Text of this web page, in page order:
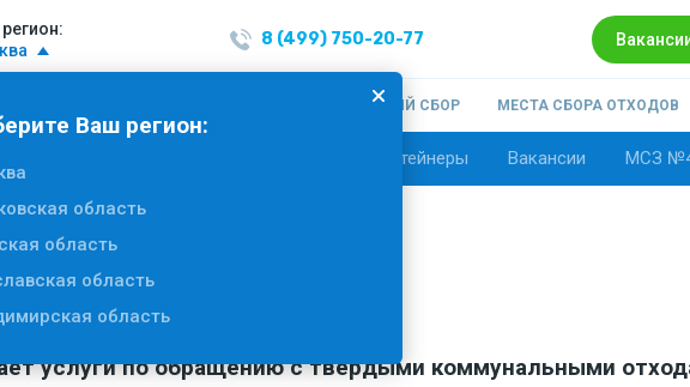
Ваш регион:
область
область
область
область
8 (499) 750-20-77
Контейнеры Вакансии МСЗ
РАЗДЕЛЬНЫЙ СБОР МЕСТА СБОРА ОТХОДОВ
услуги по обращению с твёрдыми коммунальными